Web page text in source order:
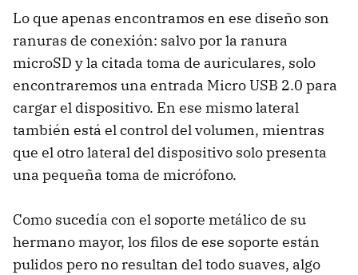
Lo que apenas encontramos en ese diseño son
ranuras de conexión: salvo por la ranura
microSD y la citada toma de auriculares, solo
encontraremos una entrada Micro USB 2.0 para
cargar el dispositivo. En ese mismo lateral
también está el control del volumen, mientras
que el otro lateral del dispositivo solo presenta
una pequeña toma de micrófono.
Como sucedía con el soporte metálico de su
hermano mayor, los filos de ese soporte están
pulidos pero no resultan del todo suaves, algo